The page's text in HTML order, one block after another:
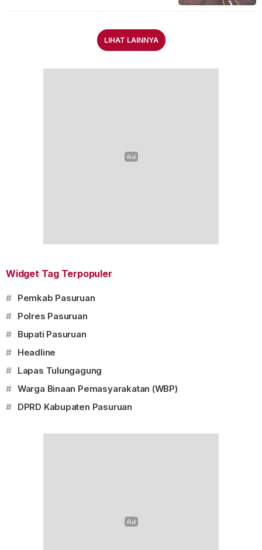
LIHAT LAINNYA
Widget Tag Terpopuler
# Pemkab Pasuruan
# Polres Pasuruan
# Bupati Pasuruan
# Headline
# Lapas Tulungagung
# Warga Binaan Pemasyarakatan (WBP)
# DPRD Kabupaten Pasuruan